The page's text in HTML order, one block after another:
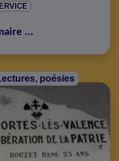
...
poésies